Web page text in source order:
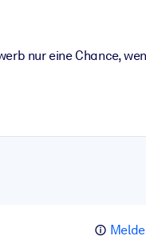
nur eine Chance,